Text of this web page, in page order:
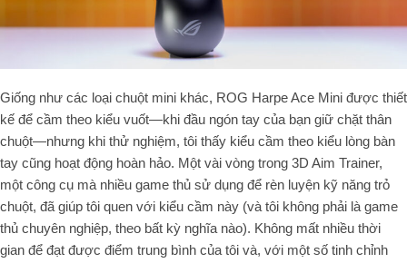
Giống như các loại chuột mini khác, ROG Harpe Ace Mini được thiết
kế để cầm theo kiểu vuốt—khi đầu ngón tay của bạn giữ chặt thân
chuột—nhưng khi thử nghiệm, tôi thấy kiểu cầm theo kiểu lòng bàn
tay cũng hoạt động hoàn hảo. Một vài vòng trong 3D Aim Trainer,
một công cụ mà nhiều game thủ sử dụng để rèn luyện kỹ năng trỏ
chuột, đã giúp tôi quen với kiểu cầm này (và tôi không phải là game
thủ chuyên nghiệp, theo bất kỳ nghĩa nào). Không mất nhiều thời
gian để đạt được điểm trung bình của tôi và, với một số tinh chỉnh